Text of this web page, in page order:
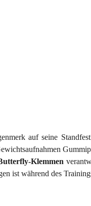
auf seine
Klemmen
ist während des